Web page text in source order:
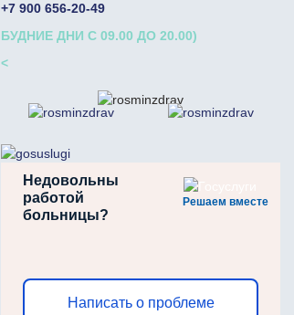
+7 900 656-20-49
БУДНИЕ ДНИ С 09.00 ДО 20.00)
<
Решаем вместе
Недовольны
работой
больницы?
Написать о проблеме